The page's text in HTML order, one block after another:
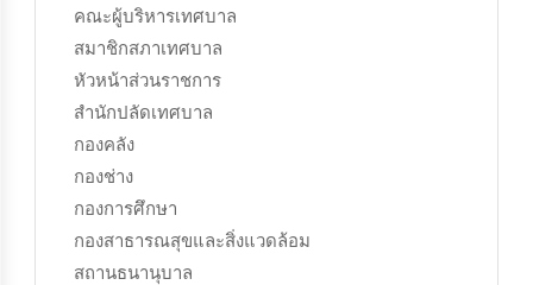
กิจการ
กิจการ
ท้อง
คณะผู้บริหารเทศบาล
สมาชิกสภาเทศบาล
หัวหน้าส่วนราชการ
สำนักปลัดเทศบาล
กองคลัง
กองช่าง
กองการศึกษา
กองสาธารณสุขและสิ่งแวดล้อม
สถานธนานุบาล